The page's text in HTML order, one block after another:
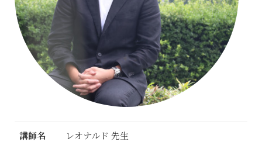
講師名 レオナルド 先生